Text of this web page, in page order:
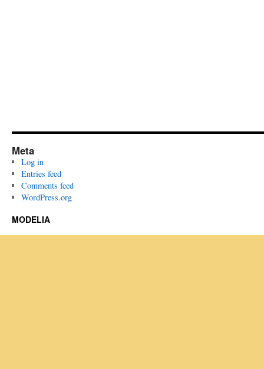
Meta
Log in
Entries feed
Comments feed
WordPress.org
MODELIA